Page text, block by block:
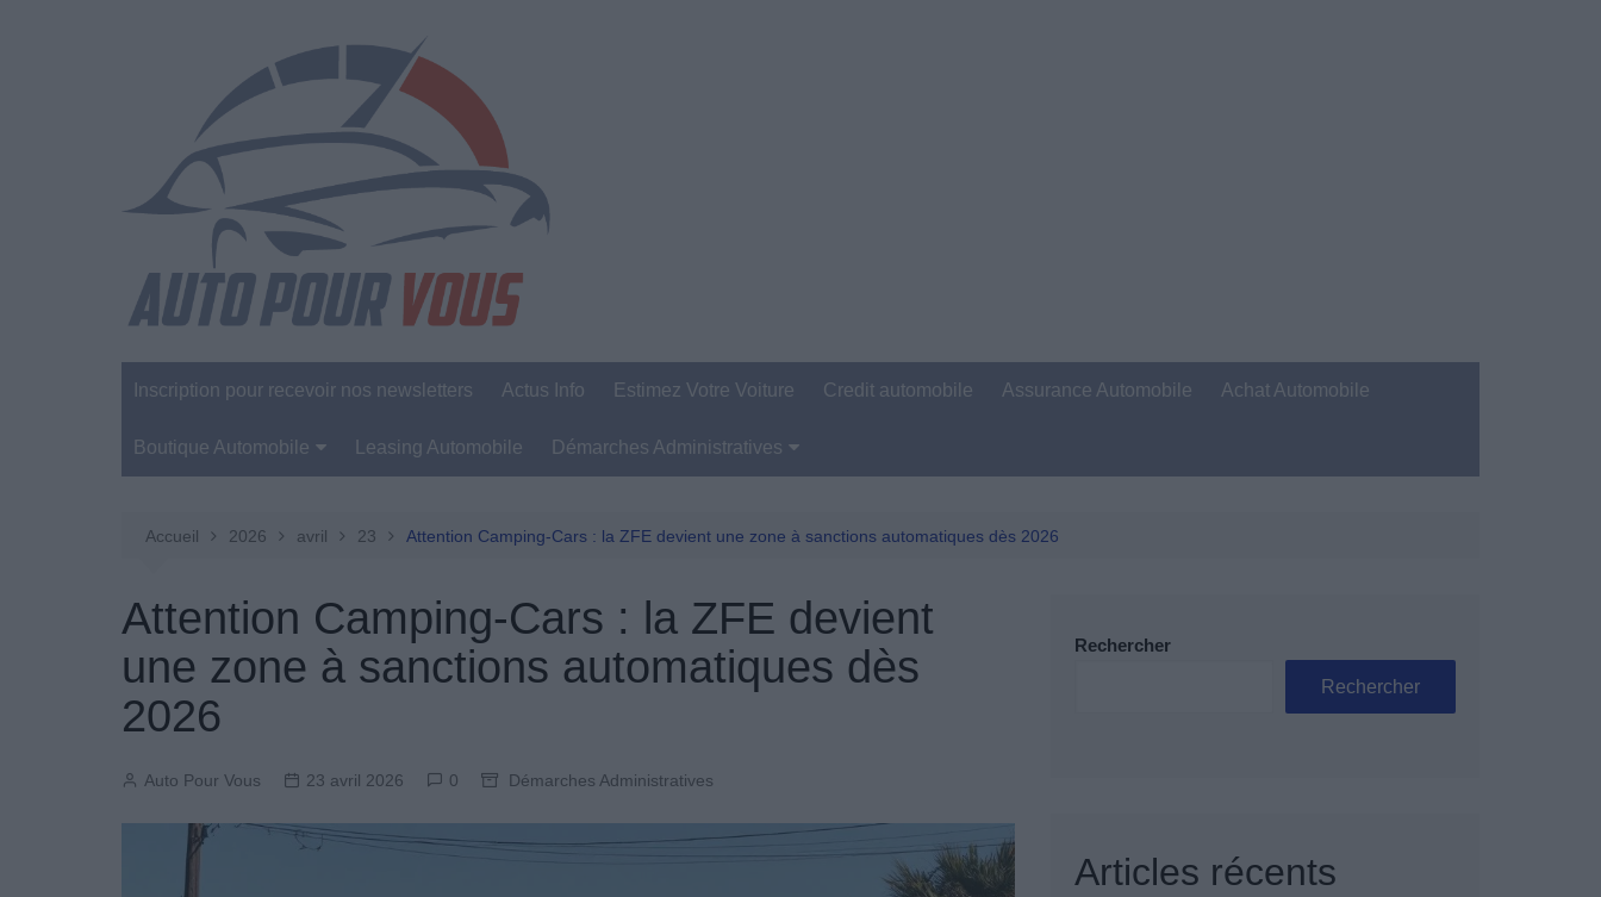
Inscription pour recevoir nos newsletters Actus Info Estimez Votre Voiture Credit automobile Assurance Automobile Achat Automobile
Boutique Automobile
Entretien Automobile
Produits Boutique
Leasing Automobile Démarches Administratives
Permis De Conduire
Accueil 2026 avril 23 Attention Camping-Cars : la ZFE devient une zone à sanctions automatiques dès 2026
Attention Camping-Cars : la ZFE devient
une zone à sanctions automatiques dès
2026
Auto Pour Vous 23 avril 2026 0 Démarches Administratives
Rechercher
Rechercher
Articles récents